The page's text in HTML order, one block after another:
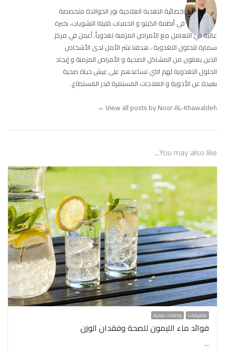
اخصائية التغذية العلاجية نور الخوالدة متخصصة
في أنظمة الكيتو و الحميات قليلة النشويات، بخبرة
عالية في التعامل مع الأمراض المزمنة تغذوياً. أعمل في مركز
سمارة للحلول التغذوية ، هدفنا نشر الأمل لدى الأشخاص
الذين يعانون من المشاكل الصحية و الأمراض المزمنة و إيجاد
الحلول التغذوية لهم التي تساعدهم على عيش حياة صحية
بعيدة عن الأدوية و العلاجات المستمرة قدر المستطاع.
View all posts by Noor AL-Khawaldeh
→
You may also like...
متفرقات وصفات صحية
فوائد ماء الليمون للصحة وفقدان الوزن
…